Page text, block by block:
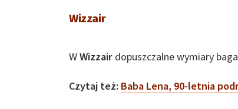
Wizzair
WWizzair dopuszczalne wymiary
Czytaj też: Baba Lena, 90-letnia